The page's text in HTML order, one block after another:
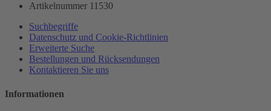
Artikelnummer 11530
Suchbegriffe
Datenschutz und Cookie-Richtlinien
Erweiterte Suche
Bestellungen und Rücksendungen
Kontaktieren Sie uns
Informationen